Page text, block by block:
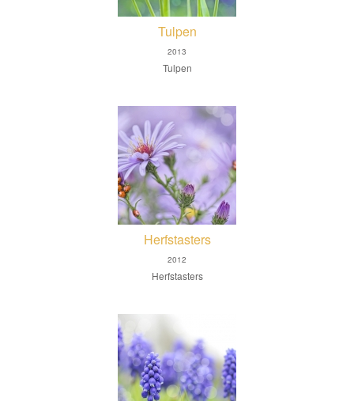
Tulpen
2013
Tulpen
Herfstasters
2012
Herfstasters